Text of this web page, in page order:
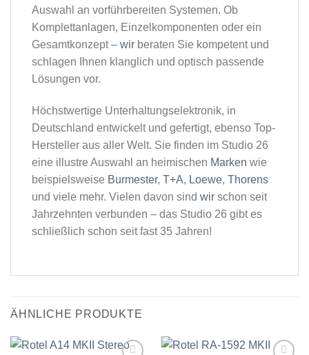
Auswahl an vorführbereiten Systemen. Ob
Komplettanlagen, Einzelkomponenten oder ein
Gesamtkonzept – wir beraten Sie kompetent und
schlagen Ihnen klanglich und optisch passende
Lösungen vor.
Höchstwertige Unterhaltungselektronik, in
Deutschland entwickelt und gefertigt, ebenso Top-
Hersteller aus aller Welt. Sie finden im Studio 26
eine illustre Auswahl an heimischen Marken wie
beispielsweise Burmester, T+A, Loewe, Thorens
und viele mehr. Vielen davon sind wir schon seit
Jahrzehnten verbunden – das Studio 26 gibt es
schließlich schon seit fast 35 Jahren!
ÄHNLICHE PRODUKTE